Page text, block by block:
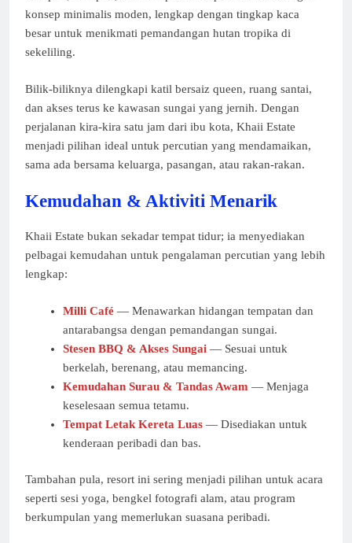
konsep minimalis moden, lengkap dengan tingkap kaca
besar untuk menikmati pemandangan hutan tropika di
sekeliling.
Bilik-biliknya dilengkapi katil bersaiz queen, ruang santai,
dan akses terus ke kawasan sungai yang jernih. Dengan
perjalanan kira-kira satu jam dari ibu kota, Khaii Estate
menjadi pilihan ideal untuk percutian yang mendamaikan,
sama ada bersama keluarga, pasangan, atau rakan-rakan.
Kemudahan & Aktiviti Menarik
Khaii Estate bukan sekadar tempat tidur; ia menyediakan
pelbagai kemudahan untuk pengalaman percutian yang lebih
lengkap:
Milli Café — Menawarkan hidangan tempatan dan
antarabangsa dengan pemandangan sungai.
Stesen BBQ & Akses Sungai — Sesuai untuk
berkelah, berenang, atau memancing.
Kemudahan Surau & Tandas Awam — Menjaga
keselesaan semua tetamu.
Tempat Letak Kereta Luas— Disediakan untuk
kenderaan peribadi dan bas.
Tambahan pula, resort ini sering menjadi pilihan untuk acara
seperti sesi yoga, bengkel fotografi alam, atau program
berkumpulan yang memerlukan suasana peribadi.